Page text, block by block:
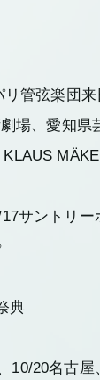
管弦楽団
場、愛知県
サントリー
典
10/20名古屋